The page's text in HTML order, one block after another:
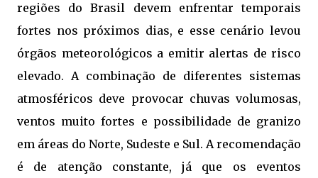
regiões do Brasil devem enfrentar temporais
fortes nos próximos dias, e esse cenário levou
órgãos meteorológicos a emitir alertas de risco
elevado. A combinação de diferentes sistemas
atmosféricos deve provocar chuvas volumosas,
ventos muito fortes e possibilidade de granizo
em áreas do Norte, Sudeste e Sul. A recomendação
é de atenção constante, já que os eventos